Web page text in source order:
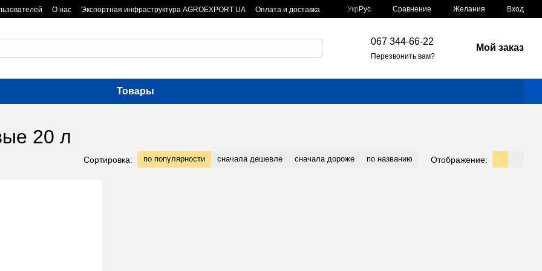
О нас Экспортная инфраструктура AGROEXPORT UA
Оплата и доставка
Укр Рус Сравнение Желания Вход
067 344-66-22
Перезвонить вам?
Мой заказ
Товары
20 л
Сортировка: по популярности сначала дешевле сначала дороже по названию Отображение: